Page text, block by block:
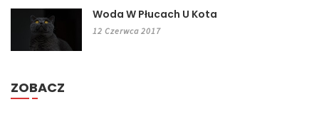
Woda W Płucach U Kota
12 Czerwca 2017
ZOBACZ